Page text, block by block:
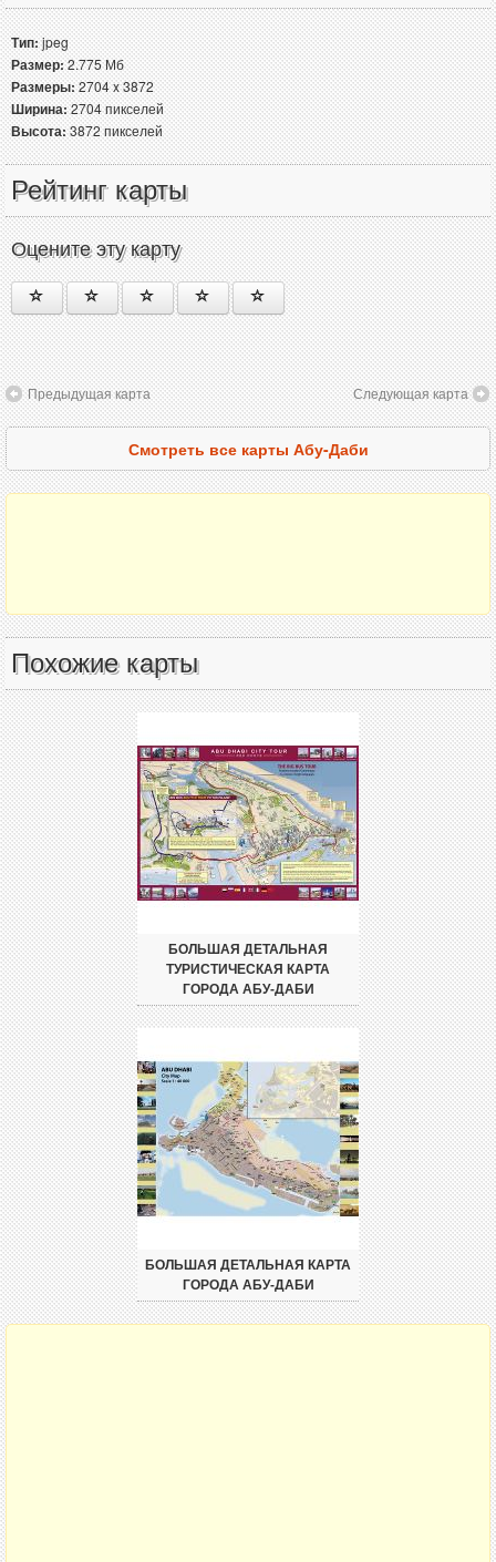
Тип:jpeg
Размер:2.775 Мб
Размеры:2704 x 3872
Ширина:2704 пикселей
Высота:3872 пикселей
Рейтинг карты
Оцените эту карту
Предыдущая карта Следующая карта
Смотреть все карты Абу-Даби
Похожие карты
БОЛЬШАЯ ДЕТАЛЬНАЯ
ТУРИСТИЧЕСКАЯ КАРТА
ГОРОДА АБУ-ДАБИ
БОЛЬШАЯ ДЕТАЛЬНАЯ КАРТА
ГОРОДА АБУ-ДАБИ